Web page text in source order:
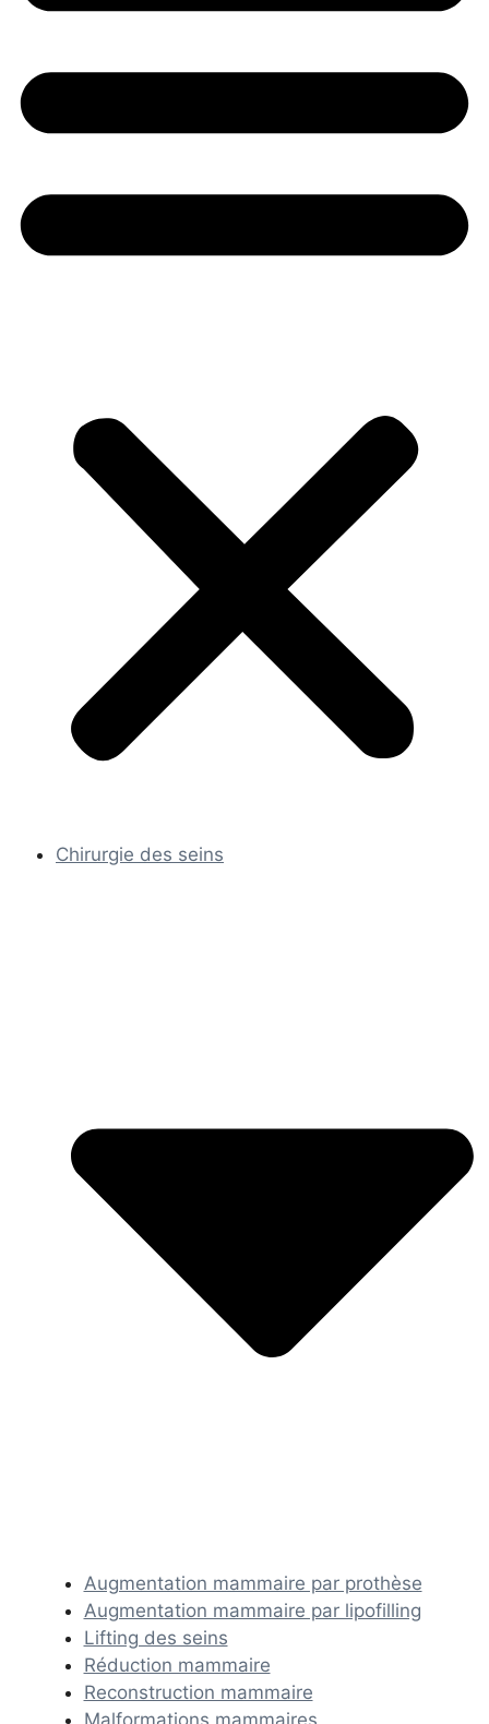
Chirurgie des seins
Augmentation mammaire par prothèse
Augmentation mammaire par lipofilling
Lifting des seins
Réduction mammaire
Reconstruction mammaire
Malformations mammaires